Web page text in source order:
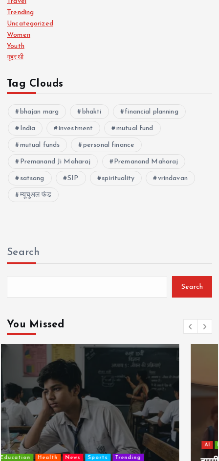
Trending
Uncategorized
Women
Youth
गृहस्थी
Tag Clouds
bhajan marg bhakti financial planning
India investment mutual fund
mutual funds personal finance
Premanand Ji Maharaj Premanand Maharaj
satsang SIP spirituality vrindavan
म्यूचुअल फंड
Search
Search
You Missed
AI Education Lifestyle Mutual fund society